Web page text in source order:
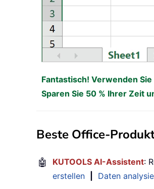
Fantastisch! Verwenden
Sparen Sie 50 % Ihrer Zeit
Beste Office-
🤖 KUTOOLS AI-Assistent:
erstellen
Daten